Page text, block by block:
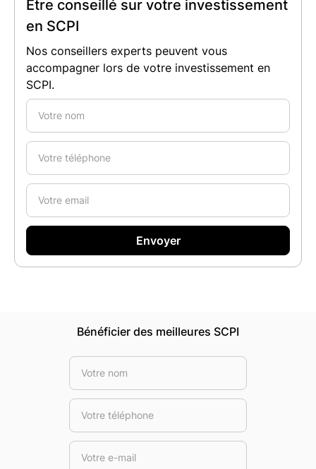
Être conseillé sur votre investissement
en SCPI
Nos conseillers experts peuvent vous
accompagner lors de votre investissement en
SCPI.
Bénéficier des meilleures SCPI